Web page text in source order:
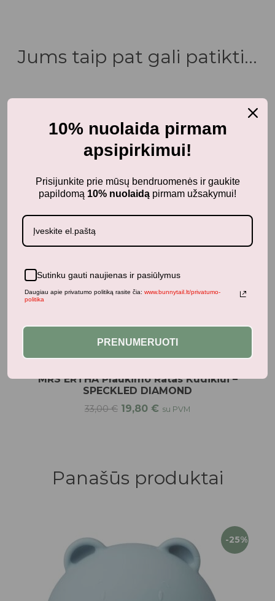
Jums taip pat gali patikti...
-40%
Baseinai, plaukimo ratai, rankovės, liemenės
MRS ERTHA Plaukimo Ratas Kūdikiui –
SPECKLED DIAMOND
33,00€ 19,80 € su PVM
Panašūs produktai
-25%
10% nuolaida pirmam
apsipirkimui!
Prisijunkite prie mūsų bendruomenės ir gaukite
papildomą 10% nuolaidą pirmam užsakymui!
Sutinku gauti naujienas ir pasiūlymus
Daugiau apie privatumo politiką rasite čia: www.bunnytail.lt/privatumo-
politika
PRENUMERUOTI